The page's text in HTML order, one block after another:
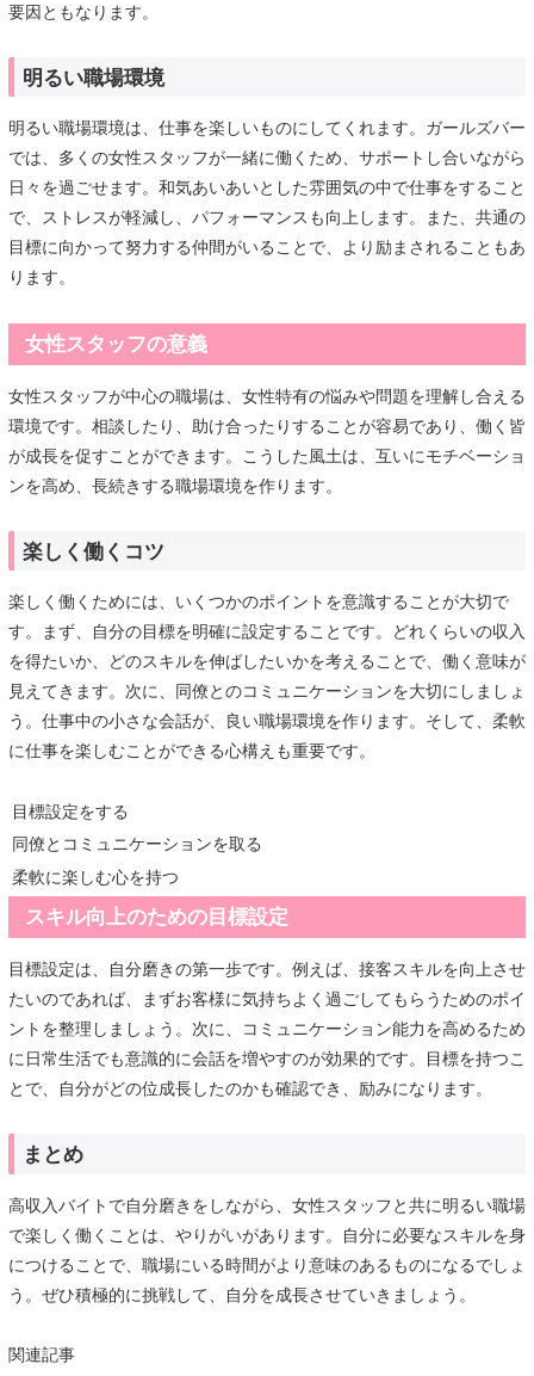
要因ともなります。
明るい職場環境
明るい職場環境は、仕事を楽しいものにしてくれます。ガールズバー
では、多くの女性スタッフが一緒に働くため、サポートし合いながら
日々を過ごせます。和気あいあいとした雰囲気の中で仕事をすること
で、ストレスが軽減し、パフォーマンスも向上します。また、共通の
目標に向かって努力する仲間がいることで、より励まされることもあ
ります。
女性スタッフの意義
女性スタッフが中心の職場は、女性特有の悩みや問題を理解し合える
環境です。相談したり、助け合ったりすることが容易であり、働く皆
が成長を促すことができます。こうした風土は、互いにモチベーショ
ンを高め、長続きする職場環境を作ります。
楽しく働くコツ
楽しく働くためには、いくつかのポイントを意識することが大切で
す。まず、自分の目標を明確に設定することです。どれくらいの収入
を得たいか、どのスキルを伸ばしたいかを考えることで、働く意味が
見えてきます。次に、同僚とのコミュニケーションを大切にしましょ
う。仕事中の小さな会話が、良い職場環境を作ります。そして、柔軟
に仕事を楽しむことができる心構えも重要です。
目標設定をする
同僚とコミュニケーションを取る
柔軟に楽しむ心を持つ
スキル向上のための目標設定
目標設定は、自分磨きの第一歩です。例えば、接客スキルを向上させ
たいのであれば、まずお客様に気持ちよく過ごしてもらうためのポイ
ントを整理しましょう。次に、コミュニケーション能力を高めるため
に日常生活でも意識的に会話を増やすのが効果的です。目標を持つこ
とで、自分がどの位成長したのかも確認でき、励みになります。
まとめ
高収入バイトで自分磨きをしながら、女性スタッフと共に明るい職場
で楽しく働くことは、やりがいがあります。自分に必要なスキルを身
につけることで、職場にいる時間がより意味のあるものになるでしょ
う。ぜひ積極的に挑戦して、自分を成長させていきましょう。
関連記事